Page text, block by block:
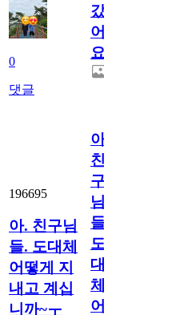
0
댓글
갔
어
요.
196695
아. 친구님
들. 도대체
어떻게 지
내고 계십
니까~ㅜ
아.
친
구
님
들.
도
대
체
어